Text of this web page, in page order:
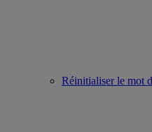
Réinitialiser le mot